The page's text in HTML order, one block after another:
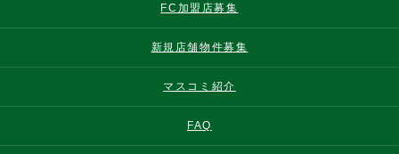
FC加盟店募集
新規店舗物件募集
マスコミ紹介
FAQ